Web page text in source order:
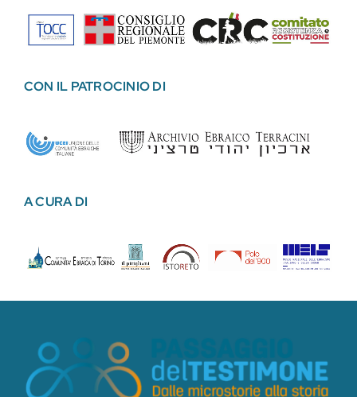
CON IL PATROCINIO DI
A CURA DI